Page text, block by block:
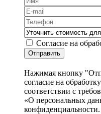
Согласие на
Отправить
Нажимая кнопку
согласие на
соответствии с
«О персональных
конфиденциальности.